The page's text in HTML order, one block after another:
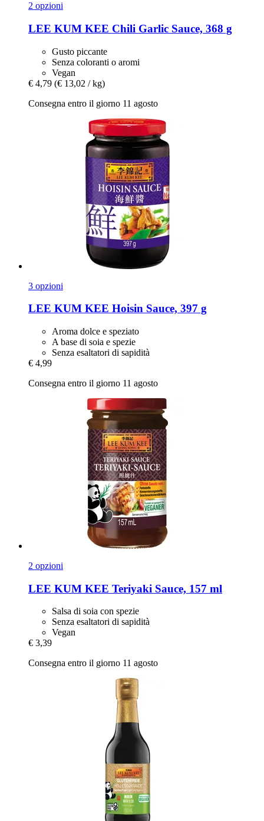
2 opzioni
LEE KUM KEE Chili Garlic Sauce, 368 g
Gusto piccante
Senza coloranti o aromi
Vegan
€ 4,79 (€ 13,02 / kg)
Consegna entro il giorno 11 agosto
3 opzioni
LEE KUM KEE Hoisin Sauce, 397 g
Aroma dolce e speziato
A base di soia e spezie
Senza esaltatori di sapidità
€ 4,99
Consegna entro il giorno 11 agosto
2 opzioni
LEE KUM KEE Teriyaki Sauce, 157 ml
Salsa di soia con spezie
Senza esaltatori di sapidità
Vegan
€ 3,39
Consegna entro il giorno 11 agosto